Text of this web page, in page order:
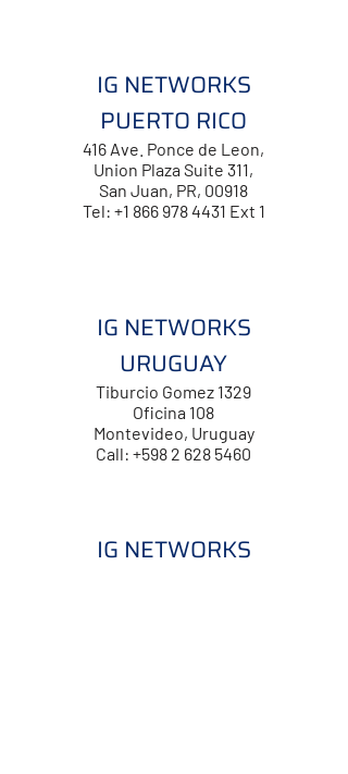
IG NETWORKS
PUERTO RICO
416 Ave. Ponce de Leon,
Union Plaza Suite 311,
San Juan, PR, 00918
Tel: +1 866 978 4431 Ext 1
IG NETWORKS
URUGUAY
Tiburcio Gomez 1329
Oficina 108
Montevideo, Uruguay
Call: +598 2 628 5460
IG NETWORKS